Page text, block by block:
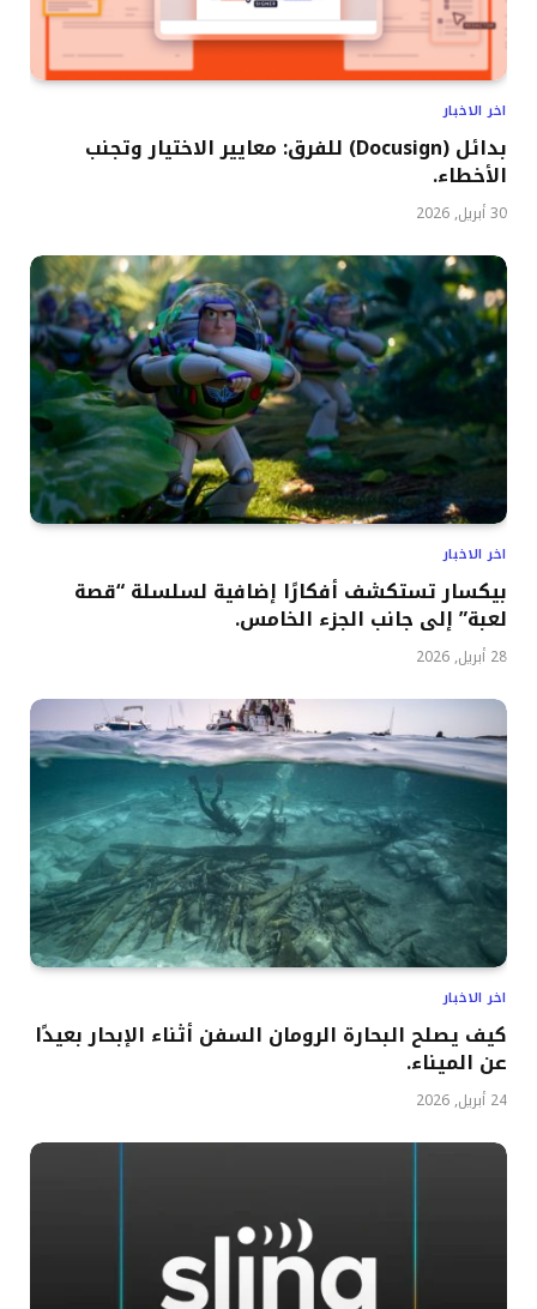
اخر الاخبار
بدائل (Docusign) للفرق: معايير الاختيار وتجنب
الأخطاء.
30 أبريل, 2026
اخر الاخبار
بيكسار تستكشف أفكارًا إضافية لسلسلة “قصة
لعبة” إلى جانب الجزء الخامس.
28 أبريل, 2026
اخر الاخبار
كيف يصلح البحارة الرومان السفن أثناء الإبحار بعيدًا
عن الميناء.
24 أبريل, 2026